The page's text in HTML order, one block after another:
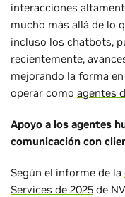
interacciones
mucho más allá de lo
incluso los chatbots,
recientemente,
mejorando la forma
operar como agentes
Apoyo a los agentes
comunicación con
Según el informe de la
Services de 2025 de